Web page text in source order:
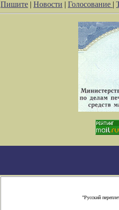
Пишите | Новости | Голосование |
"Русский